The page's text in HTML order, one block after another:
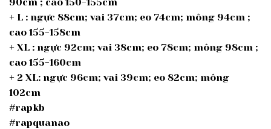
+ L : ngực 88cm; vai 37cm; eo 74cm; mông 94cm ;
cao 155-158cm
+ XL : ngực 92cm; vai 38cm; eo 78cm; mông 98cm ;
cao 155-160cm
+ 2 XL: ngực 96cm; vai 39cm; eo 82cm; mông
102cm
#rapkb
#rapquanao